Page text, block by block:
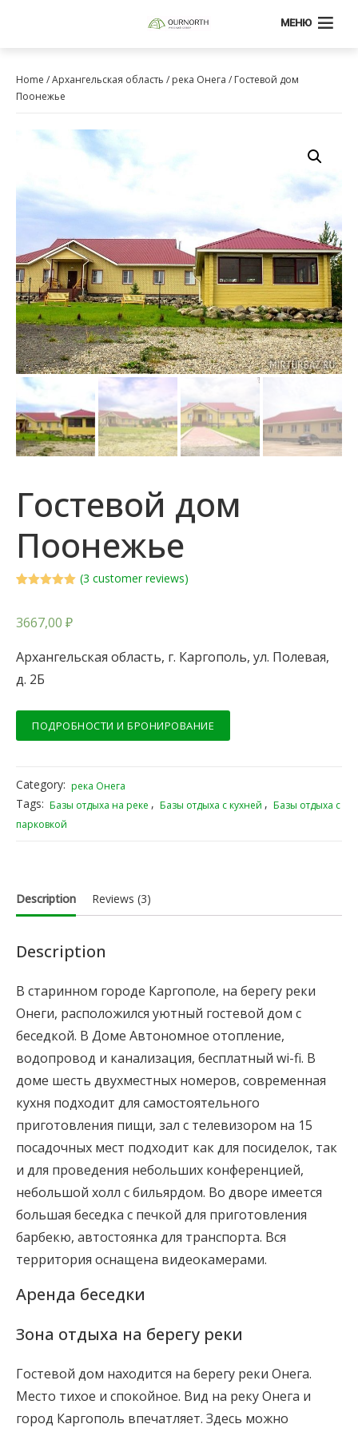
МЕНЮ
Home /Архангельская область / река Онега / Гостевой дом
Поонежье
Гостевой дом
Поонежье
based on
customer
(3 customer reviews)
3667,00 ₽
Архангельская область, г. Каргополь, ул. Полевая,
д. 2Б
ПОДРОБНОСТИ И БРОНИРОВАНИЕ
Category: река Онега
Tags: Базы отдыха на реке , Базы отдыха с кухней , Базы отдыха с
парковкой
Description Reviews (3)
Description
В старинном городе Каргополе, на берегу реки
Онеги, расположился уютный гостевой дом с
беседкой. В Доме Автономное отопление,
водопровод и канализация, бесплатный wi-fi. В
доме шесть двухместных номеров, современная
кухня подходит для самостоятельного
приготовления пищи, зал с телевизором на 15
посадочных мест подходит как для посиделок, так
и для проведения небольших конференцией,
небольшой холл с бильярдом. Во дворе имеется
большая беседка с печкой для приготовления
барбекю, автостоянка для транспорта. Вся
территория оснащена видеокамерами.
Аренда беседки
Зона отдыха на берегу реки
Гостевой дом находится на берегу реки Онега.
Место тихое и спокойное. Вид на реку Онега и
город Каргополь впечатляет. Здесь можно